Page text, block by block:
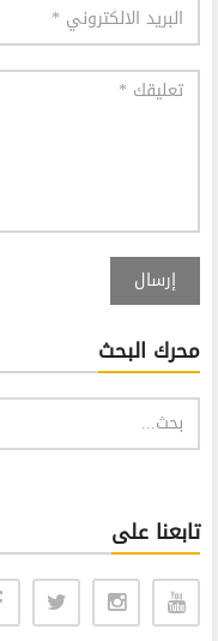
إرسال
محرك البحث
تابعنا على